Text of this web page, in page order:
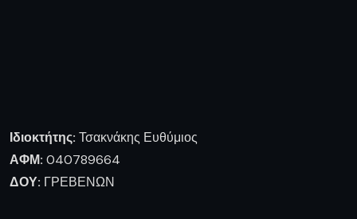
Ιδιοκτήτης: Τσακνάκης Ευθύμιος
ΑΦΜ: 040789664
ΔΟΥ: ΓΡΕΒΕΝΩΝ